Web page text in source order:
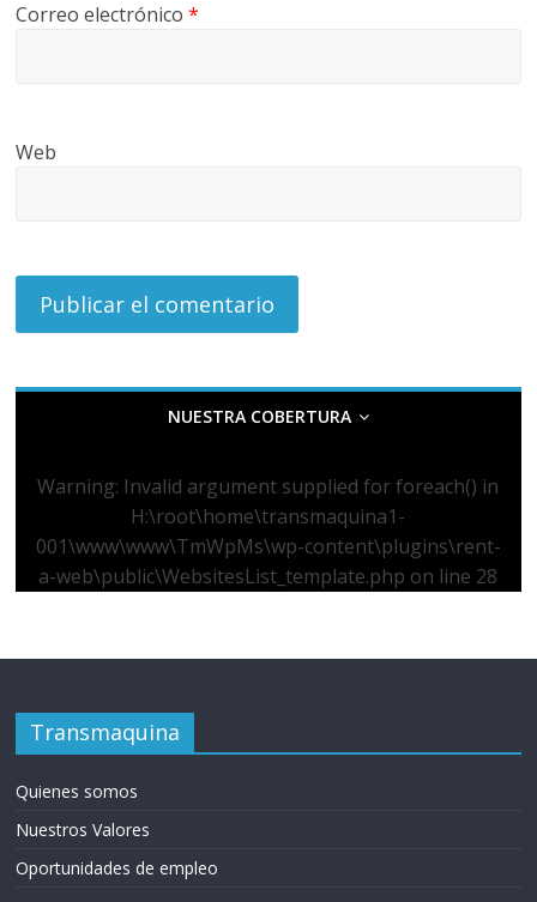
Correo electrónico*
Web
NUESTRA COBERTURA
Warning: Invalid argument supplied for foreach() in
H:\root\home\transmaquina1-
001\www\www\TmWpMs\wp-content\plugins\rent-
a-web\public\WebsitesList_template.php on line 28
Transmaquina
Quienes somos
Nuestros Valores
Oportunidades de empleo